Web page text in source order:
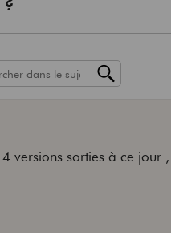
versions sorties à ce jour